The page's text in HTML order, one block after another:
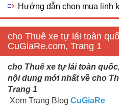
Hướng dẫn chọn mua linh
cho Thuê xe tự lái toàn
CuGiaRe.com, Trang 1
cho Thuê xe tự lái toàn
nội dung mới nhất về cho
Trang 1
Xem Trang Blog CuGiaRe